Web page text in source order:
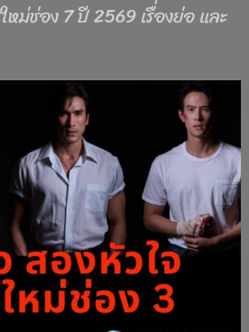
หม่ช่อง 7 ปี 2569 เรื่องย่อ และ